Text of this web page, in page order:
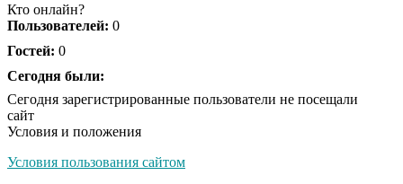
Кто онлайн?
Пользователей: 0
Гостей: 0
Сегодня были:
Сегодня зарегистрированные пользователи не посещали
сайт
Условия и положения
Условия пользования сайтом